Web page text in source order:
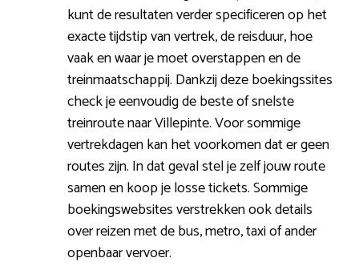
kunt de resultaten verder specificeren op het
exacte tijdstip van vertrek, de reisduur, hoe
vaak en waar je moet overstappen en de
treinmaatschappij. Dankzij deze boekingssites
check je eenvoudig de beste of snelste
treinroute naar Villepinte. Voor sommige
vertrekdagen kan het voorkomen dat er geen
routes zijn. In dat geval stel je zelf jouw route
samen en koop je losse tickets. Sommige
boekingswebsites verstrekken ook details
over reizen met de bus, metro, taxi of ander
openbaar vervoer.